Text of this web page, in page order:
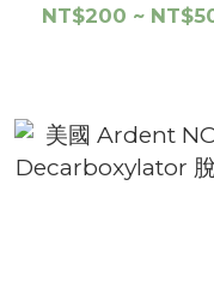
Lights）
NT$200 ~